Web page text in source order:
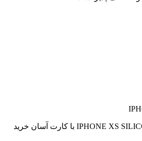
قاب گوشی IPHONE XS SILICONE CASE با کارت آسان خرید